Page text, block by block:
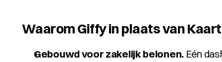
Waarom Giffy in plaats van
Gebouwd voor zakelijk belonen. Eén